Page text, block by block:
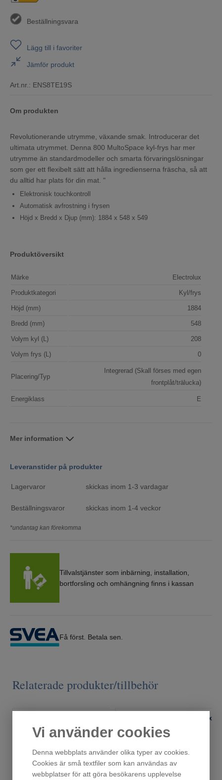
Vi använder cookies
Denna webbplats använder olika typer av cookies.
Cookies är små textfiler som kan användas av
webbplatser för att göra besökarens upplevelse
Beställningsvara
Lägg till i favoriter
Jämför produkt
Art.nr.: ENS8TE19S
Om produkten
Revolutionerande utrymme, växande smak. Introducerar det
ultimata utrymmet. Denna 800 MultoSpace kyl-frys har mer
utrymme än standardmodeller och smarta förvaringslösningar
som ger ett flexibelt sätt att hålla ingredienserna fräscha, så att
du alltid har plats för din mat. "
Elektronisk touchkontroll
Automatisk avfrostning i frysen
Höjd x Bredd x Djup (mm): 1884 x 548 x 549
Produktöversikt
Märke Electrolux
Produktkategori Kyl/frys
Höjd (mm) 1884
Bredd (mm) 548
Volym kyl (L) 208
Volym frys (L) 0
Placering/Typ
Integrerad (Skall förses med egen
frontplåt/trälucka)
Energiklass E
Mer information
Leveranstider på produkter
Lagervaror skickas inom 1-3 vardagar
Beställningsvaror skickas inom 1-4 veckor
*undantag kan förekomma
Tillvalstjänster som inbärning, installation,
bortforsling och omhängning finns i kassan
Få först. Betala sen.
Relaterade produkter/tillbehör